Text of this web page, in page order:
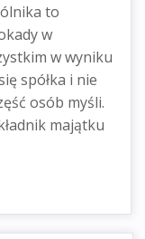
to
w
w wyniku
spółka i nie
osób myśli.
majątku